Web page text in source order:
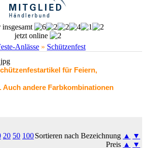
insgesamt
jetzt online
Anlässe » Schützenfest
für Feiern,
Auch andere Farbkombinationen
20 50 100Sortieren nach Bezeichnung ▲
▼
Preis ▲ ▼